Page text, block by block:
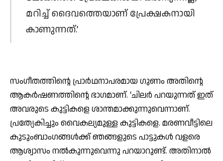
മറിച്ച് ദൈവത്തെയാണ് പ്രേക്ഷകനായി
കാണുന്നത്.’
സംഗീതത്തിന്റെ പ്രാര്‍ഥനാപരമായ ഗുണം അതിന്റെ
ആകര്‍ഷണത്തിന്റെ ഭാഗമാണ്. ‘ചിലര്‍ പറയുന്നത് ഇത്
അവരുടെ കുട്ടികളെ ശാന്തമാക്കുന്നുവെന്നാണ്.
പ്രത്യേകിച്ചും വൈകല്യമുള്ള കുട്ടികളെ. മരണവീട്ടിലെ
കുടുംബാംഗങ്ങള്‍ക്ക് ഞങ്ങളുടെ പാട്ടുകള്‍ വളരെ
ആശ്വാസം നല്‍കുന്നുവെന്നു പറയാറുണ്ട്. അതിനാല്‍